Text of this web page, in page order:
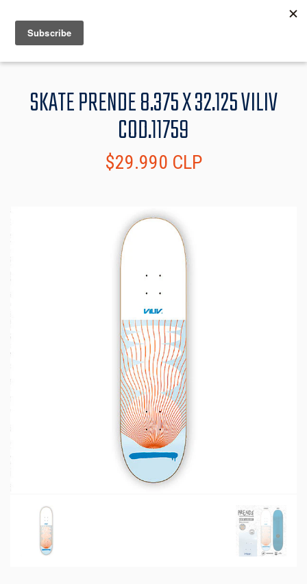
MENU
SKATE PRENDE 8.375 X 32.125 VILIV
COD.11759
$29.990 CLP